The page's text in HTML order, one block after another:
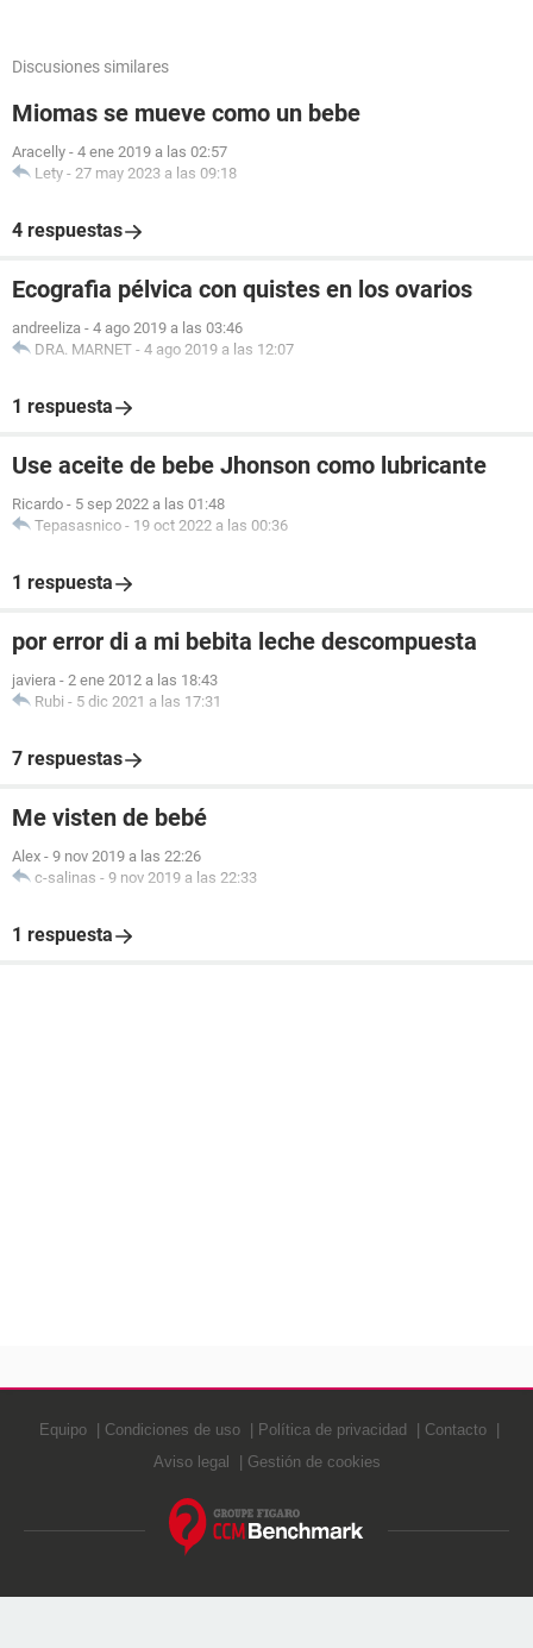
Discusiones similares
Miomas se mueve como un bebe
Aracelly - 4 ene 2019 a las 02:57
Lety - 27 may 2023 a las 09:18
4 respuestas
Ecografia pélvica con quistes en los ovarios
andreeliza - 4 ago 2019 a las 03:46
DRA. MARNET - 4 ago 2019 a las 12:07
1 respuesta
Use aceite de bebe Jhonson como lubricante
Ricardo - 5 sep 2022 a las 01:48
Tepasasnico - 19 oct 2022 a las 00:36
1 respuesta
por error di a mi bebita leche descompuesta
javiera - 2 ene 2012 a las 18:43
Rubi - 5 dic 2021 a las 17:31
7 respuestas
Me visten de bebé
Alex - 9 nov 2019 a las 22:26
c-salinas - 9 nov 2019 a las 22:33
1 respuesta
Equipo Condiciones de uso Política de privacidad
Contacto
Aviso legal
Gestión de cookies